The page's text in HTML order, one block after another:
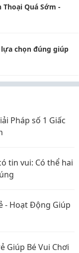
Thoại Quá Sớm -
chọn đúng giúp
Pháp số 1 Giấc
tin vui: Có thể hai
- Hoạt Động Giúp
Giúp Bé Vui Chơi